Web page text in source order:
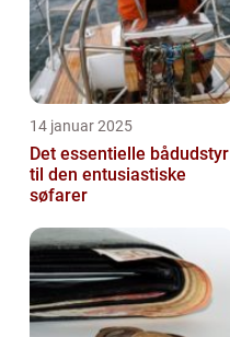
14 januar 2025
Det essentielle bådudstyr
til den entusiastiske
søfarer